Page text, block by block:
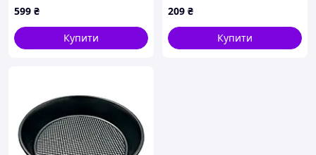
599 ₴
Купити
209 ₴
Купити